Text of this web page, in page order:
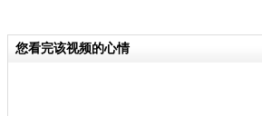
您看完该视频的心情